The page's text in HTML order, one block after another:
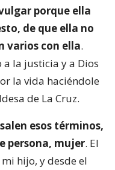
porque ella
de que ella no
varios con ella.
a la justicia y a Dios
la vida haciéndole
de La Cruz.
esos términos,
persona, mujer. El
hijo, y desde el